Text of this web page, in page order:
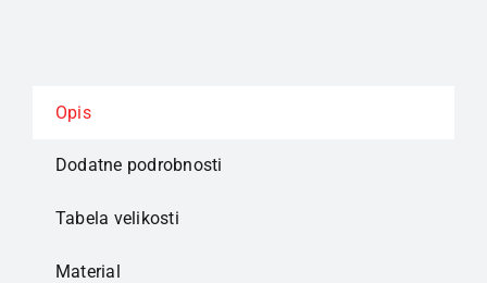
Opis
Dodatne podrobnosti
Tabela velikosti
Material